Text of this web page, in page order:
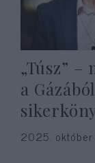
„Túsz”
a
2025.